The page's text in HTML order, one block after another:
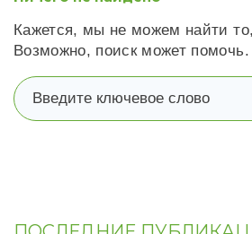
Кажется, мы не можем найти
Возможно, поиск может помочь.